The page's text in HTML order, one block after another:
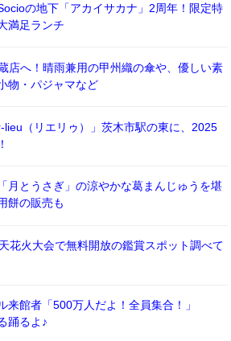
の地下「アカイサカナ」2周年！限定特
満足ランチ
店へ！晴雨兼用の甲州織の傘や、優しい素
物・パジャマなど
lieu（リエリゥ）」茨木市駅の東に、2025
月とうさぎ」の涼やかな葛まんじゅうを堪
餅の販売も
花火大会で無料開放の鑑賞スポット調べて
来館者「500万人だよ！全員集合！」
踊るよ♪